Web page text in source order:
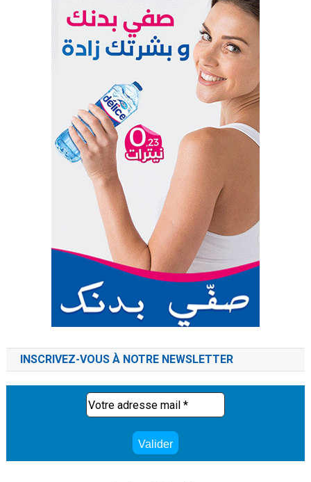
INSCRIVEZ-VOUS À NOTRE NEWSLETTER